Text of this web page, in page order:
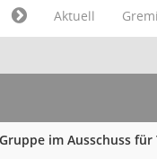
Aktuell
im Ausschuss